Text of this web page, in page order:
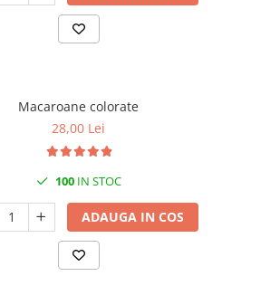
Macaroane colorate
28,00 Lei
100IN STOC
ADAUGA IN COS